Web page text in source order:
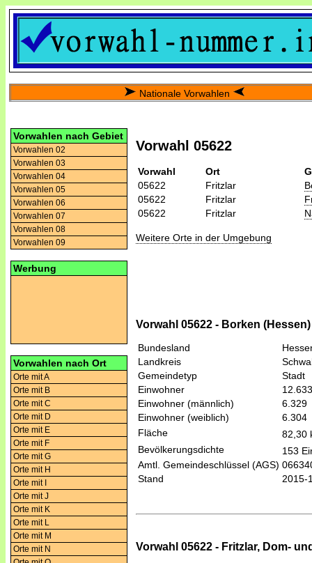
Nationale Vorwahlen
Vorwahlen nach Gebiet
Vorwahlen 02
Vorwahlen 03
Vorwahlen 04
Vorwahlen 05
Vorwahlen 06
Vorwahlen 07
Vorwahlen 08
Vorwahlen 09
Werbung
Vorwahlen nach Ort
Orte mit A
Orte mit B
Orte mit C
Orte mit D
Orte mit E
Orte mit F
Orte mit G
Orte mit H
Orte mit I
Orte mit J
Orte mit K
Orte mit L
Orte mit M
Orte mit N
Vorwahl 05622
Vorwahl Ort
05622
Fritzlar
05622
Fritzlar
05622
Fritzlar
Weitere Orte in der Umgebung
Vorwahl 05622 - Borken
Bundesland
Landkreis
Gemeindetyp
Stadt
Einwohner
12.633
Einwohner (männlich)
6.329
Einwohner (weiblich)
6.304
Fläche
82,30
Bevölkerungsdichte
153
Amtl. Gemeindeschlüssel (AGS)
Stand
2015-
Vorwahl 05622 - Fritzlar, Dom-